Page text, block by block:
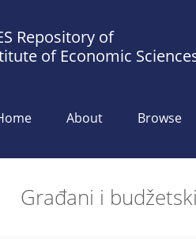
Repository of
of Economic
About Browse
Građani i